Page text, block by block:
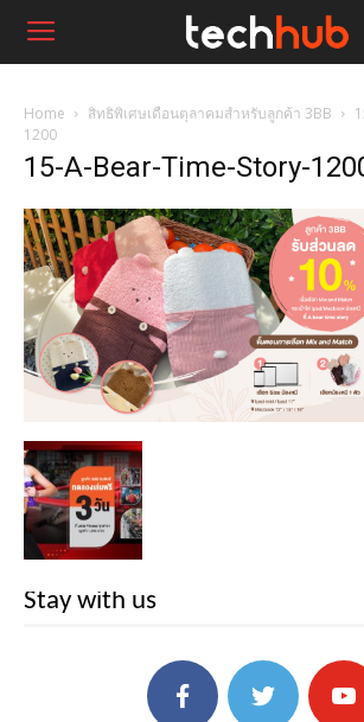
Home สิทธิพิเศษเดือนตุลาคมสำหรับลูกค้า 3BB
1200
15-A-Bear-Time-Story-
Stay with us